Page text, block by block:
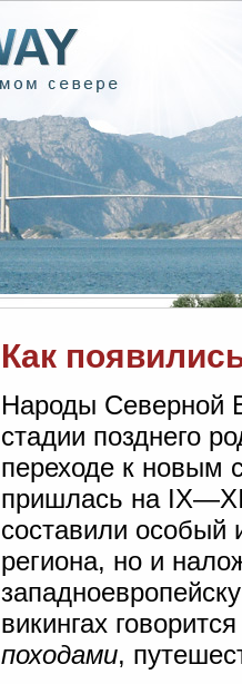
Как
Народы Северной
стадии позднего
переходе к
пришлась на IX—XI
составили особый
региона, но и
викингах
походами,